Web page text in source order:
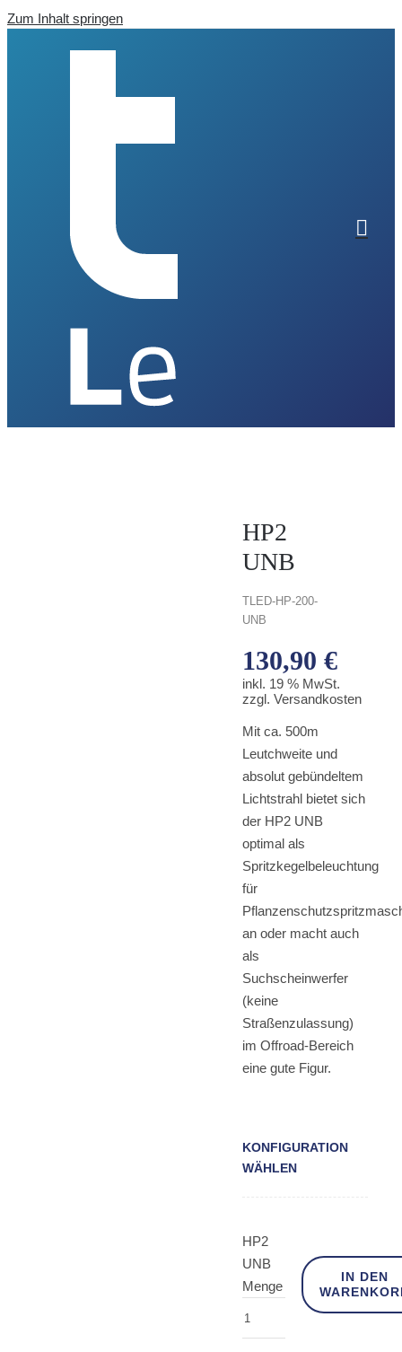
Zum Inhalt springen
HP2
UNB
TLED-HP-200-
UNB
130,90€
inkl. 19 % MwSt.
zzgl. Versandkosten
Mit ca. 500m
Leutchweite und
absolut gebündeltem
Lichtstrahl bietet sich
der HP2 UNB
optimal als
Spritzkegelbeleuchtung
für
an oder macht auch
als
Suchscheinwerfer
(keine
Straßenzulassung)
im Offroad-Bereich
eine gute Figur.
KONFIGURATION
WÄHLEN
HP2
UNB
Menge
IN DEN